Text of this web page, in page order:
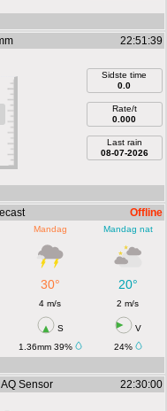
22:51:39
Sidste time
0.0
Rate/t
0.000
Last rain
08-07-2026
Offline
Mandag Mandag nat
30° 20°
4 m/s 2 m/s
S
V
1.36mm 39%
24%
Sensor 22:30:00